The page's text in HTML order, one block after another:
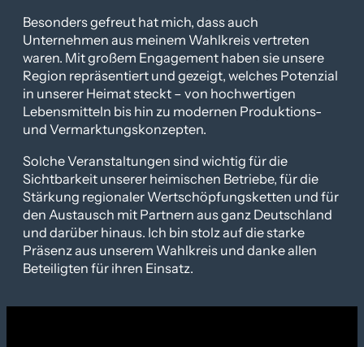
Besonders gefreut hat mich, dass auch
Unternehmen aus meinem Wahlkreis vertreten
waren. Mit großem Engagement haben sie unsere
Region repräsentiert und gezeigt, welches Potenzial
in unserer Heimat steckt – von hochwertigen
Lebensmitteln bis hin zu modernen Produktions-
und Vermarktungskonzepten.
Solche Veranstaltungen sind wichtig für die
Sichtbarkeit unserer heimischen Betriebe, für die
Stärkung regionaler Wertschöpfungsketten und für
den Austausch mit Partnern aus ganz Deutschland
und darüber hinaus. Ich bin stolz auf die starke
Präsenz aus unserem Wahlkreis und danke allen
Beteiligten für ihren Einsatz.